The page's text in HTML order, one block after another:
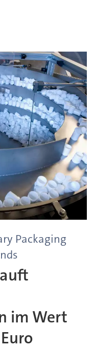
Packaging
im Wert